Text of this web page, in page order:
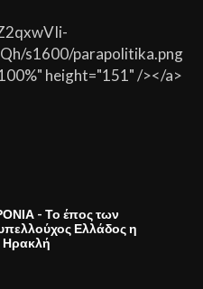
s1600/parapolitika.png
height="151" /></a>
- Το έπος των
Ελλάδος η
Ηρακλή